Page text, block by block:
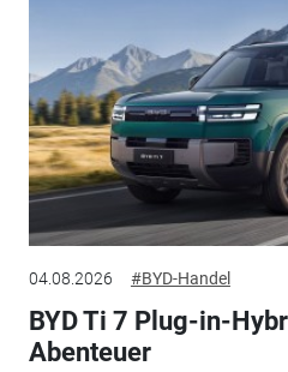
04.08.2026 #BYD-Handel
BYD Ti 7 Plug-in-
Abenteuer